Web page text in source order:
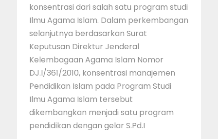
konsentrasi dari salah satu program studi
Ilmu Agama Islam. Dalam perkembangan
selanjutnya berdasarkan Surat
Keputusan Direktur Jenderal
Kelembagaan Agama Islam Nomor
DJ.I/361/2010, konsentrasi manajemen
Pendidikan Islam pada Program Studi
Ilmu Agama Islam tersebut
dikembangkan menjadi satu program
pendidikan dengan gelar S.Pd.I